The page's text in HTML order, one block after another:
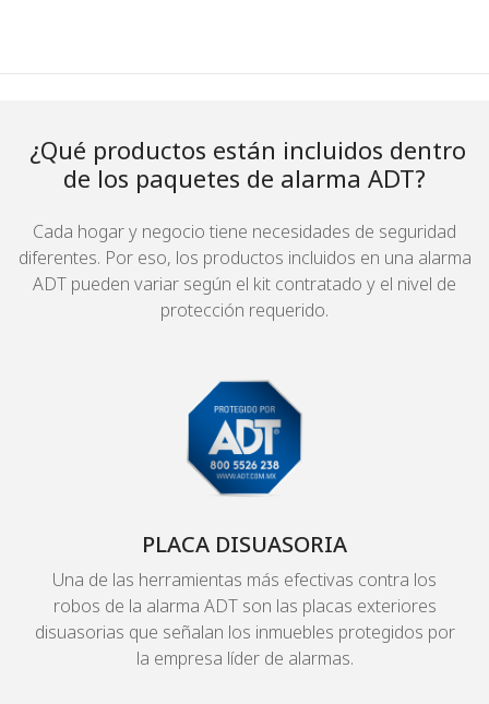
¿Qué productos están incluidos dentro
de los paquetes de alarma ADT?
Cada hogar y negocio tiene necesidades de seguridad
diferentes. Por eso, los productos incluidos en una alarma
ADT pueden variar según el kit contratado y el nivel de
protección requerido.
PLACA DISUASORIA
Una de las herramientas más efectivas contra los
robos de la alarma ADT son las placas exteriores
disuasorias que señalan los inmuebles protegidos por
la empresa líder de alarmas.